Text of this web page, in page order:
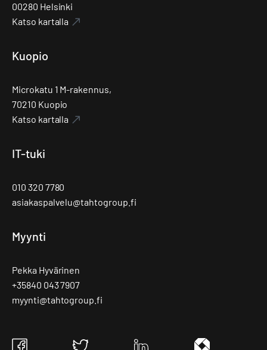
00280 Helsinki
Katso kartalla
Kuopio
Microkatu 1 M-rakennus,
70210 Kuopio
Katso kartalla
IT-tuki
010 320 7780
asiakaspalvelu@tahtogroup.fi
Myynti
Pekka Hyvärinen
+35840 043 7907
myynti@tahtogroup.fi
Tahto Tahto Tahto Tahto